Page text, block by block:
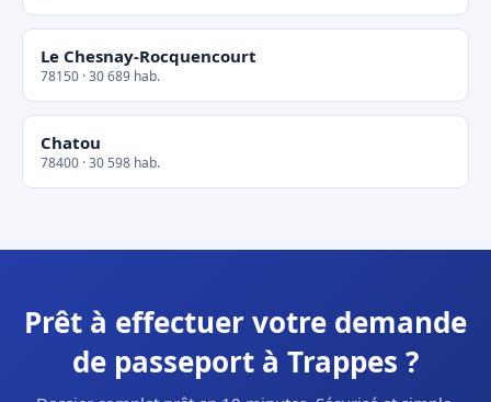
Le Chesnay-Rocquencourt
78150 · 30 689 hab.
Chatou
78400 · 30 598 hab.
Prêt à effectuer votre demande
de passeport à Trappes ?